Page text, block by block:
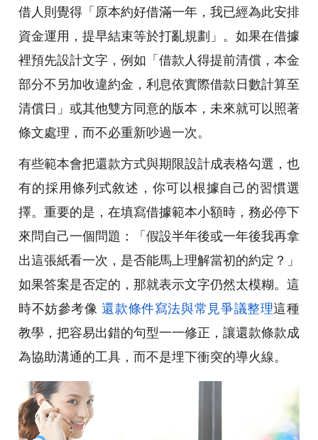
借人則覺得「原本約好借滿一年，我已經為此安排
資金運用，提早結束等於打亂規劃」。如果在借據
裡預先設計文字，例如「借款人得提前清償，本金
部分不另加收違約金，利息依實際借款日數計算至
清償日」或其他雙方同意的版本，未來就可以照著
條文處理，而不必重新吵過一次。
有些範本會把還款方式與期限設計成表格勾選，也
有的採用條列式敘述，你可以根據自己的習慣選
擇。重要的是，在填寫借據範本小額時，務必停下
來問自己一個問題：「假設半年後或一年後我再拿
出這張紙看一次，是否能馬上理解當初的約定？」
如果答案是否定的，那就表示文字仍然太模糊。這
時不妨參考像 還款條件寫法與常見爭議整理這種
教學，把容易出錯的句型一一修正，讓還款條款成
為協助溝通的工具，而不是埋下衝突的導火線。